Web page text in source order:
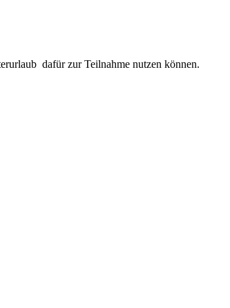
dafür zur Teilnahme nutzen können.